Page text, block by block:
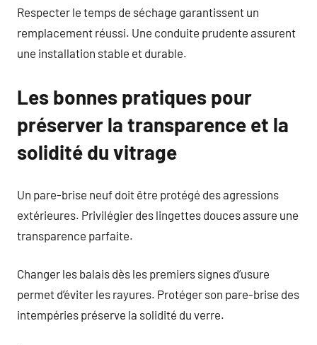
Respecter le temps de séchage garantissent un
remplacement réussi. Une conduite prudente assurent
une installation stable et durable.
Les bonnes pratiques pour
préserver la transparence et la
solidité du vitrage
Un pare-brise neuf doit être protégé des agressions
extérieures. Privilégier des lingettes douces assure une
transparence parfaite.
Changer les balais dès les premiers signes d’usure
permet d’éviter les rayures. Protéger son pare-brise des
intempéries préserve la solidité du verre.